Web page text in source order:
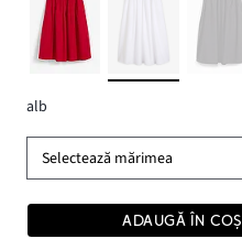
alb
Selectează mărimea
ADAUGĂ ÎN COȘ